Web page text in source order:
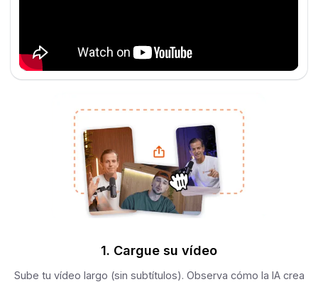
1. Cargue su vídeo
Sube tu vídeo largo (sin subtítulos). Observa cómo la IA crea